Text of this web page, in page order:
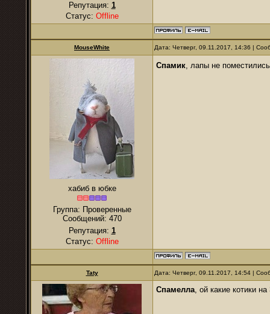
Репутация: 1
Статус: Offline
MouseWhite Дата: Четверг, 09.11.2017, 14:36 |
хабиб в юбке
Группа: Проверенные
Сообщений: 470
Репутация: 1
Статус: Offline
Спамик, лапы не
Taty Дата: Четверг, 09.11.2017, 14:54 |
Спамелла, ой какие котики